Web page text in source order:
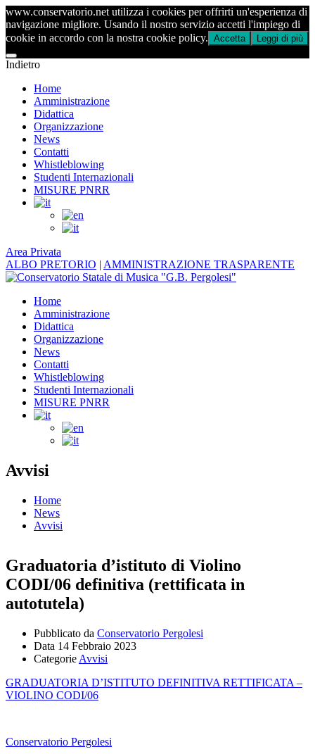
www.conservatorio.net utilizza i cookies per offrirti un'esperienza di
navigazione migliore. Usando il nostro servizio accetti l'impiego di
cookie in accordo con la nostra cookie policy. Accetta Leggi di più
Indietro
Home
Amministrazione
Didattica
Organizzazione
News
Contatti
Whistleblowing
Studenti Internazionali
MISURE PNRR
Area Privata
ALBO PRETORIO | AMMINISTRAZIONE TRASPARENTE
Home
Amministrazione
Didattica
Organizzazione
News
Contatti
Whistleblowing
Studenti Internazionali
MISURE PNRR
Avvisi
Home
News
Avvisi
Graduatoria d’istituto di Violino
CODI/06 definitiva (rettificata in
autotutela)
Pubblicato da Conservatorio Pergolesi
Data 14 Febbraio 2023
Categorie Avvisi
GRADUATORIA D’ISTITUTO DEFINITIVA RETTIFICATA –
VIOLINO CODI/06
Conservatorio Pergolesi